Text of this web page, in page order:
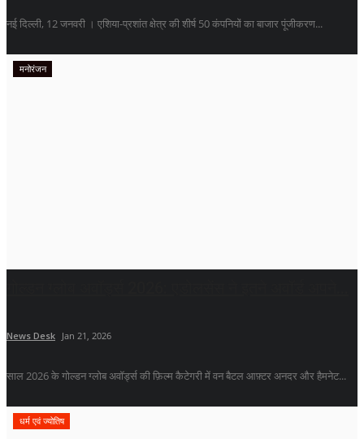
नई दिल्ली, 12 जनवरी । एशिया-प्रशांत क्षेत्र की शीर्ष 50 कंपनियों का बाजार पूंजीकरण...
मनोरंजन
News Desk Jan 21, 2026
साल 2026 के गोल्डन ग्लोब अवॉर्ड्स की फ़िल्म कैटेगरी में वन बैटल आफ़्टर अनदर और हैमनेट...
धर्म एवं ज्योतिष